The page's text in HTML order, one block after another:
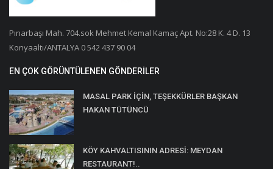
Pınarbaşı Mah. 704.sok Mehmet Kemal Kamaç Apt. No:28 K. 4 D. 13
Konyaaltı/ANTALYA 0 542 437 90 04
EN ÇOK GÖRÜNTÜLENEN GÖNDERILER
MASAL PARK İÇİN, TEŞEKKÜRLER BAŞKAN
HAKAN TÜTÜNCÜ
KÖY KAHVALTISININ ADRESİ: MEYDAN
RESTAURANT!..